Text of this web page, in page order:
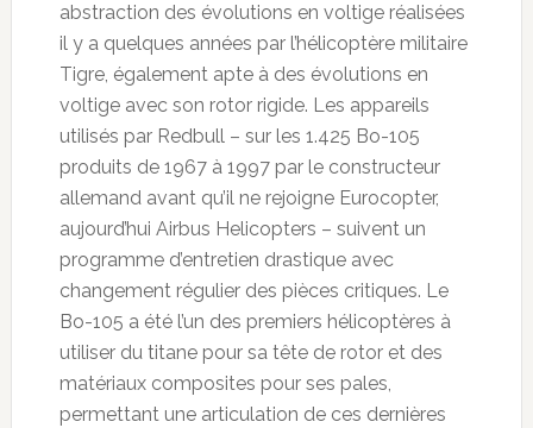
abstraction des évolutions en voltige réalisées
il y a quelques années par l’hélicoptère militaire
Tigre, également apte à des évolutions en
voltige avec son rotor rigide. Les appareils
utilisés par Redbull – sur les 1.425 Bo-105
produits de 1967 à 1997 par le constructeur
allemand avant qu’il ne rejoigne Eurocopter,
aujourd’hui Airbus Helicopters – suivent un
programme d’entretien drastique avec
changement régulier des pièces critiques. Le
Bo-105 a été l’un des premiers hélicoptères à
utiliser du titane pour sa tête de rotor et des
matériaux composites pour ses pales,
permettant une articulation de ces dernières